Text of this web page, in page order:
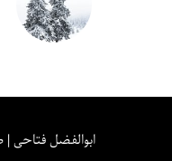
ابوالفضل فتاحی |